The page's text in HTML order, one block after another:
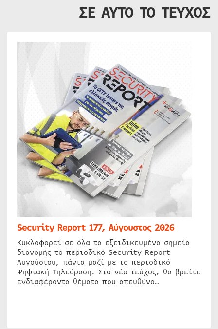
ΣΕ ΑΥΤΟ ΤΟ ΤΕΥΧΟΣ
Security Report 177, Αύγουστος 2026
Κυκλοφορεί σε όλα τα εξειδικευμένα σημεία
διανομής το περιοδικό Security Report
Αυγούστου, πάντα μαζί με το περιοδικό
Ψηφιακή Τηλεόραση. Στο νέο τεύχος, θα βρείτε
ενδιαφέροντα θέματα που απευθύνο…